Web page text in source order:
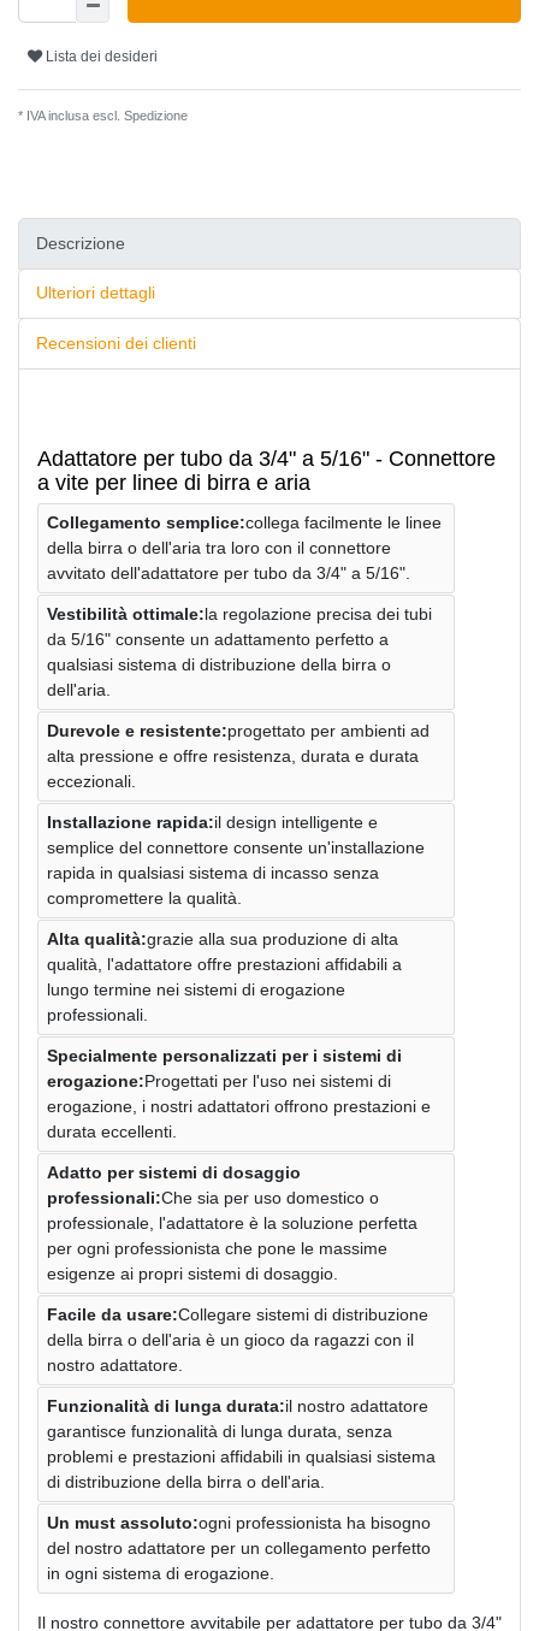
Lista dei desideri
* IVA inclusa escl. Spedizione
Descrizione
Ulteriori dettagli
Recensioni dei clienti
Adattatore per tubo da 3/4" a 5/16" - Connettore
a vite per linee di birra e aria
Collegamento semplice:collega facilmente le linee
della birra o dell'aria tra loro con il connettore
avvitato dell'adattatore per tubo da 3/4" a 5/16".
Vestibilità ottimale:la regolazione precisa dei tubi
da 5/16" consente un adattamento perfetto a
qualsiasi sistema di distribuzione della birra o
dell'aria.
Durevole e resistente:progettato per ambienti ad
alta pressione e offre resistenza, durata e durata
eccezionali.
Installazione rapida:il design intelligente e
semplice del connettore consente un'installazione
rapida in qualsiasi sistema di incasso senza
compromettere la qualità.
Alta qualità:grazie alla sua produzione di alta
qualità, l'adattatore offre prestazioni affidabili a
lungo termine nei sistemi di erogazione
professionali.
Specialmente personalizzati per i sistemi di
erogazione:Progettati per l'uso nei sistemi di
erogazione, i nostri adattatori offrono prestazioni e
durata eccellenti.
Adatto per sistemi di dosaggio
professionali:Che sia per uso domestico o
professionale, l'adattatore è la soluzione perfetta
per ogni professionista che pone le massime
esigenze ai propri sistemi di dosaggio.
Facile da usare:Collegare sistemi di distribuzione
della birra o dell'aria è un gioco da ragazzi con il
nostro adattatore.
Funzionalità di lunga durata:il nostro adattatore
garantisce funzionalità di lunga durata, senza
problemi e prestazioni affidabili in qualsiasi sistema
di distribuzione della birra o dell'aria.
Un must assoluto:ogni professionista ha bisogno
del nostro adattatore per un collegamento perfetto
in ogni sistema di erogazione.
Il nostro connettore avvitabile per adattatore per tubo da 3/4"